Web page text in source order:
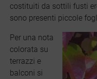
costituiti da sottili fusti
sono presenti piccole
Per una nota
colorata su
terrazzi e
balconi si